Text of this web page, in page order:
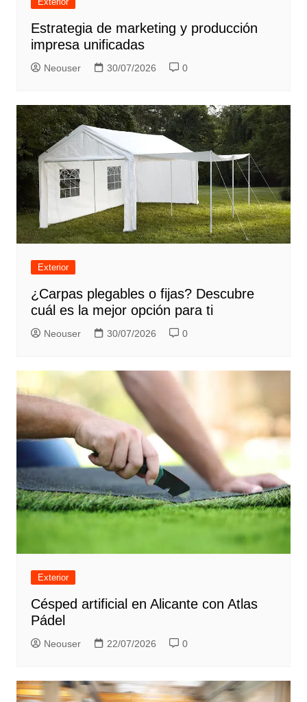
Estrategia de marketing y producción
impresa unificadas
Neouser 30/07/2026 0
Exterior
¿Carpas plegables o fijas? Descubre
cuál es la mejor opción para ti
Neouser 30/07/2026 0
Exterior
Césped artificial en Alicante con Atlas
Pádel
Neouser 22/07/2026 0